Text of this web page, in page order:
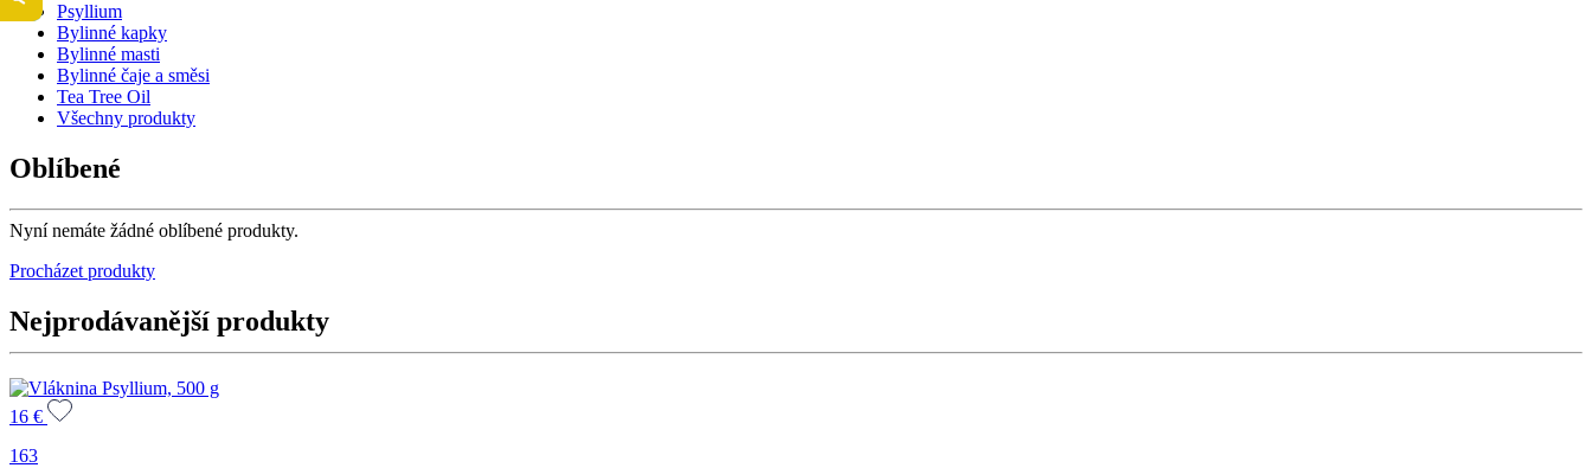
Psyllium
Bylinné kapky
Bylinné masti
Bylinné čaje a směsi
Tea Tree Oil
Všechny produkty
Oblíbené
Nyní nemáte žádné oblíbené produkty.
Procházet produkty
Nejprodávanější produkty
16 €
163